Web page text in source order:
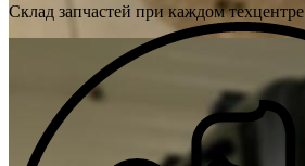
Склад запчастей при каждом техцентре